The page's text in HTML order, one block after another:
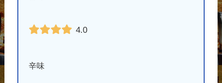
4.0
辛味